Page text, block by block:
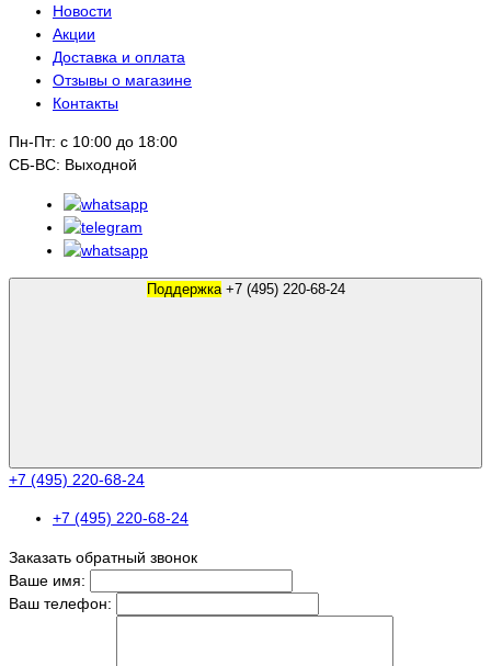
Новости
Акции
Доставка и оплата
Отзывы о магазине
Контакты
Пн-Пт: с 10:00 до 18:00
СБ-ВС: Выходной
Поддержка +7 (495) 220-68-24
+7 (495) 220-68-24
+7 (495) 220-68-24
Заказать обратный звонок
Ваше имя:
Ваш телефон: